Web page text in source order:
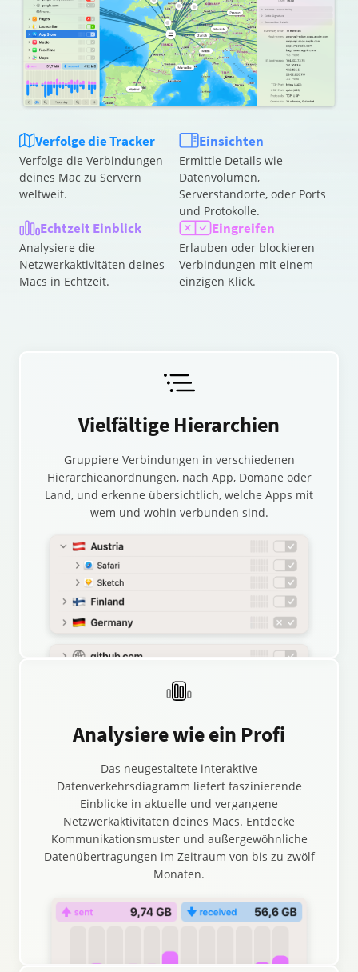
Verfolge die Tracker
Verfolge die Verbindungen
deines Mac zu Servern
weltweit.
Einsichten
Ermittle Details wie
Datenvolumen,
Serverstandorte, oder Ports
und Protokolle.
Echtzeit Einblick
Analysiere die
Netzwerkaktivitäten deines
Macs in Echtzeit.
Eingreifen
Erlauben oder blockieren
Verbindungen mit einem
einzigen Klick.
Vielfältige Hierarchien
Gruppiere Verbindungen in verschiedenen
Hierarchieanordnungen, nach App, Domäne oder
Land, und erkenne übersichtlich, welche Apps mit
wem und wohin verbunden sind.
Analysiere wie ein Profi
Das neugestaltete interaktive
Datenverkehrsdiagramm liefert faszinierende
Einblicke in aktuelle und vergangene
Netzwerkaktivitäten deines Macs. Entdecke
Kommunikationsmuster und außergewöhnliche
Datenübertragungen im Zeitraum von bis zu zwölf
Monaten.